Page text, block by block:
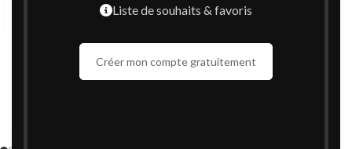
Liste de souhaits & favoris
Créer mon compte gratuitement